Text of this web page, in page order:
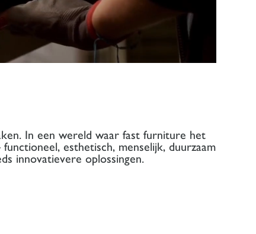
In een wereld waar fast furniture het
esthetisch, menselijk, duurzaam
innovatievere oplossingen.